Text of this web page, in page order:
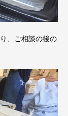
、ご相談の後の